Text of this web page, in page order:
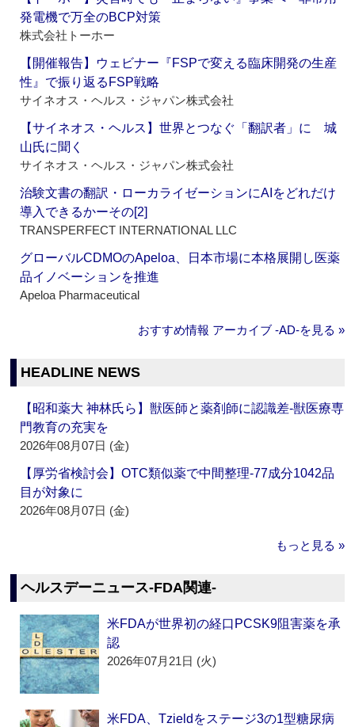
発電機で万全のBCP対策
株式会社トーホー
【開催報告】ウェビナー『FSPで変える臨床開発の生産
性』で振り返るFSP戦略
サイネオス・ヘルス・ジャパン株式会社
【サイネオス・ヘルス】世界とつなぐ「翻訳者」に 城
山氏に聞く
サイネオス・ヘルス・ジャパン株式会社
治験文書の翻訳・ローカライゼーションにAIをどれだけ
導入できるかーその[2]
TRANSPERFECT INTERNATIONAL LLC
グローバルCDMOのApeloa、日本市場に本格展開し医薬
品イノベーションを推進
Apeloa Pharmaceutical
おすすめ情報 アーカイブ ‐AD‐を見る »
HEADLINE NEWS
【昭和薬大 神林氏ら】獣医師と薬剤師に認識差‐獣医療専
門教育の充実を
2026年08月07日 (金)
【厚労省検討会】OTC類似薬で中間整理‐77成分1042品
目が対象に
2026年08月07日 (金)
もっと見る »
ヘルスデーニュース‐FDA関連‐
米FDAが世界初の経口PCSK9阻害薬を承
認
2026年07月21日 (火)
米FDA、Tzieldをステージ3の1型糖尿病